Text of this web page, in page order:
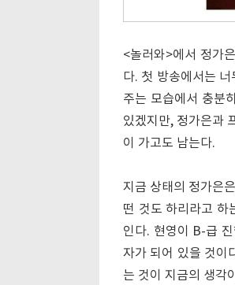
<놀러와>에서 정가
다. 첫 방송에서는
주는 모습에서 충분
있겠지만, 정가은과
이 가고도 남는다.
지금 상태의 정가은
떤 것도 하리라고 하
인다. 현영이 B-급
자가 되어 있을 것이
는 것이 지금의 생각